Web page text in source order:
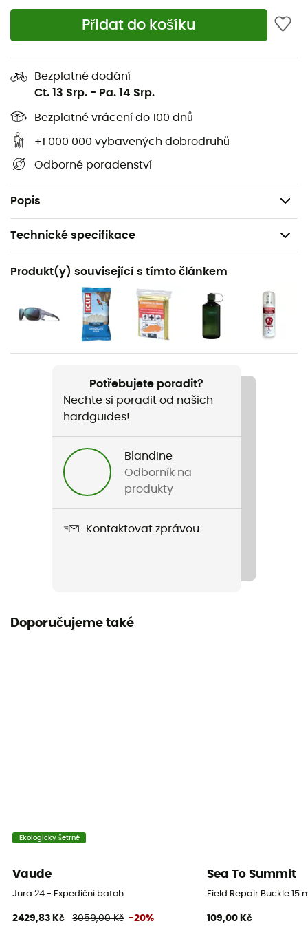
Přidat do košíku
Bezplatné dodání
Ct. 13 Srp. - Pa. 14 Srp.
Bezplatné vrácení do 100 dnů
+1 000 000 vybavených dobrodruhů
Odborné poradenství
Popis
typy cepínů, ergonomickými nebo rovnými
Objem pro trekking - dvouřadá přezka
Přístup jako do kufru - přední oddíl - 1 kapsa na zip
- držáky na vybavení
Boční pružná kapsa - 1 kapsa na zip
Přední přepravní rukojeť
Sklopné držáky na hole/cepíny - speed poles ™ -
Hmotnost: 1 920 g
Technické specifikace
Doporučené pro
Pěší turistika / Cestování
Pohlaví
Pánské / Dámské
Název produktu
Nosič hůlek
Držák na cepín
Ano
Otevírání batohu
Horní
Součástí dodávky
Produkt(y) související s tímto článkem
Potřebujete poradit?
Nechte si poradit od našich
hardguides!
Blandine
Odborník na
produkty
Kontaktovat zprávou
Doporučujeme také
Ekologicky šetrné
Vaude
Jura 24 - Expediční batoh
2429,83 Kč 3059,00 Kč -20%
Sea To Summit
Field Repair Buckle 15
109,00 Kč